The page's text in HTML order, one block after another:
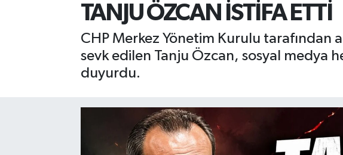
TANJU ÖZCAN İSTİFA ETTİ
CHP Merkez Yönetim Kurulu tarafından
sevk edilen Tanju Özcan, sosyal medya
duyurdu.